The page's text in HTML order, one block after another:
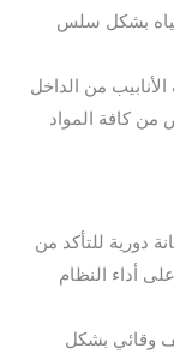
بشكل سلس
من الداخل
كافة المواد
دورية للتأكد من
أداء النظام
وقائي بشكل